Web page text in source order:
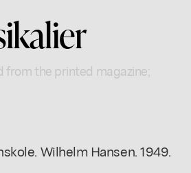
from the printed magazine;
Wilhelm Hansen. 1949.